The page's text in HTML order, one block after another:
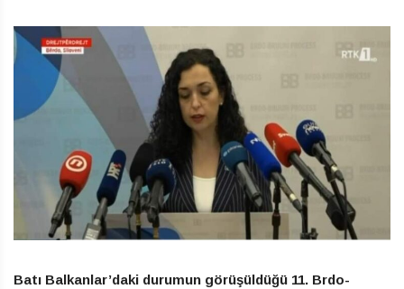
Batı Balkanlar’daki durumun görüşüldüğü 11. Brdo-